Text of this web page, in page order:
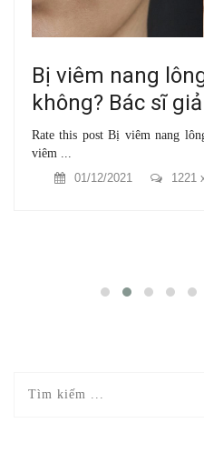
Bị viêm nang
không? Bác sĩ
Rate this post Bị viêm nang
viêm ...
01/12/2021
1221